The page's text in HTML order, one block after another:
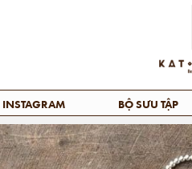
INSTAGRAM BỘ SƯU TẬP